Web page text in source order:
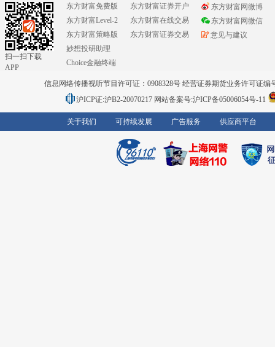
扫一扫下载
APP
东方财富免费版
东方财富Level-2
东方财富策略版
妙想投研助理
Choice金融终端
东方财富证券开户
东方财富在线交易
东方财富证券交易
东方财富网微博
东方财富网微信
意见与建议
信息网络传播视听节目许可证：0908328号 经营证券期货业务许可证编
沪ICP证:沪B2-20070217 网站备案号:沪ICP备05006054号-11
关于我们 可持续发展 广告服务 供应商平台